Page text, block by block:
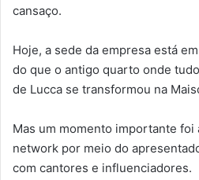
cansaço.
Hoje, a sede da empresa está
do que o antigo quarto onde
de Lucca se transformou na
Mas um momento importante foi
network por meio do
com cantores e influenciadores.